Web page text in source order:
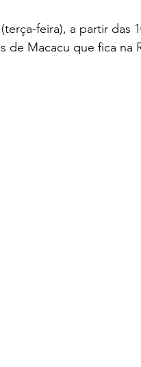
feira), a partir das
de Macacu que fica na